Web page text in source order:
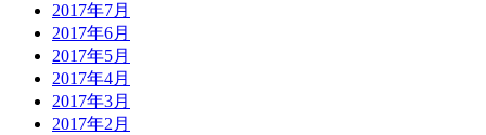
2017年7月
2017年6月
2017年5月
2017年4月
2017年3月
2017年2月